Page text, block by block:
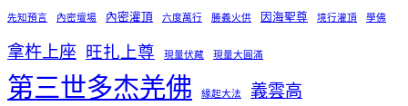
先知預言 內密壇場 內密灌頂 六度萬行 勝義火供 因海聖尊 境行灌頂 學佛
拿杵上座 旺扎上尊 現量伏藏 現量大圓滿
第三世多杰羌佛 緣起大法
義雲高